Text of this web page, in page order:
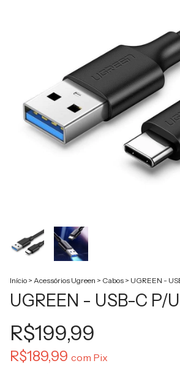
Início > Acessórios Ugreen > Cabos > UGREEN -
UGREEN - USB-C P/
R$199,99
R$189,99 com Pix